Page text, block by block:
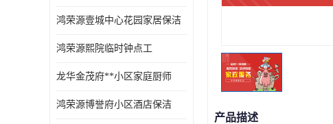
鸿荣源壹城中心花园家居保洁
鸿荣源熙院临时钟点工
龙华金茂府**小区家庭厨师
鸿荣源博誉府小区酒店保洁
产品描述